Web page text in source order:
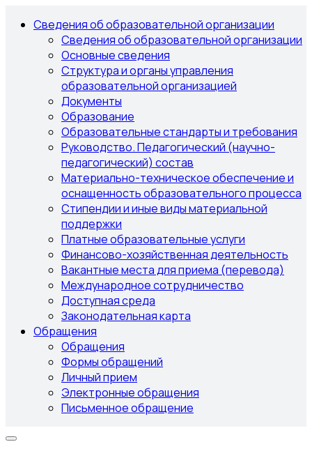
Сведения об образовательной организации
Сведения об образовательной организации
Основные сведения
Структура и органы управления
образовательной организацией
Документы
Образование
Образовательные стандарты и требования
Руководство. Педагогический (научно-
педагогический) состав
Материально-техническое обеспечение и
оснащенность образовательного процесса
Стипендии и иные виды материальной
поддержки
Платные образовательные услуги
Финансово-хозяйственная деятельность
Вакантные места для приема (перевода)
Международное сотрудничество
Доступная среда
Законодательная карта
Обращения
Обращения
Формы обращений
Личный прием
Электронные обращения
Письменное обращение